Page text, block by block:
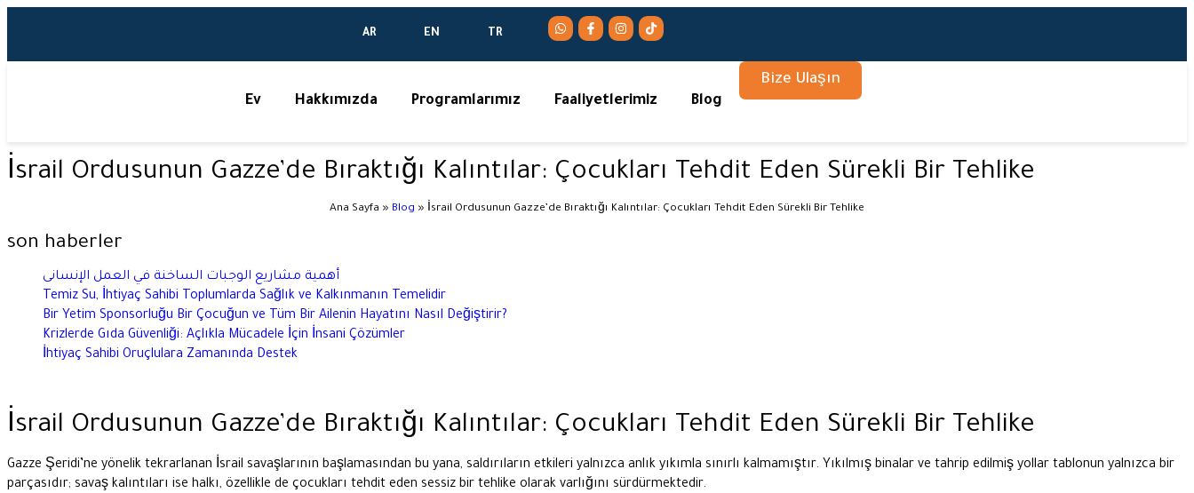
AR EN TR
Ev Hakkımızda Programlarımız Faaliyetlerimiz Blog
Bize Ulaşın
İsrail Ordusunun Gazze’de Bıraktığı Kalıntılar: Çocukları Tehdit Eden Sürekli Bir Tehlike
Ana Sayfa » Blog » İsrail Ordusunun Gazze’de Bıraktığı Kalıntılar: Çocukları Tehdit Eden Sürekli Bir Tehlike
son haberler
أهمية مشاريع الوجبات الساخنة في العمل الإنسانى
Temiz Su, İhtiyaç Sahibi Toplumlarda Sağlık ve Kalkınmanın Temelidir
Bir Yetim Sponsorluğu Bir Çocuğun ve Tüm Bir Ailenin Hayatını Nasıl Değiştirir?
Krizlerde Gıda Güvenliği: Açlıkla Mücadele İçin İnsani Çözümler
İhtiyaç Sahibi Oruçlulara Zamanında Destek
İsrail Ordusunun Gazze’de Bıraktığı Kalıntılar: Çocukları Tehdit Eden Sürekli Bir Tehlike
Gazze Şeridi’ne yönelik tekrarlanan İsrail savaşlarının başlamasından bu yana, saldırıların etkileri yalnızca anlık yıkımla sınırlı kalmamıştır. Yıkılmış binalar ve tahrip edilmiş yollar tablonun yalnızca bir
parçasıdır; savaş kalıntıları ise halkı, özellikle de çocukları tehdit eden sessiz bir tehlike olarak varlığını sürdürmektedir.